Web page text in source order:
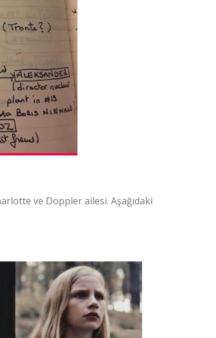
ve Doppler ailesi. Aşağıdaki